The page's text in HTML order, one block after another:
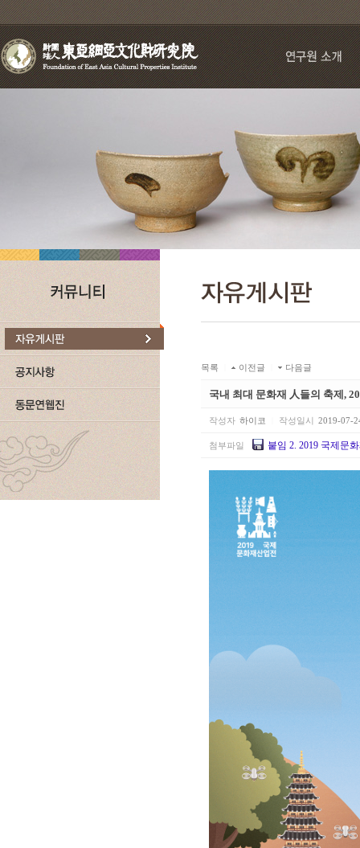
목록 이전글 다음글
국내 최대 문화재 人들의 축제,
작성자 하이코 작성일시 2019-07-
첨부파일 붙임 2. 2019 국제문